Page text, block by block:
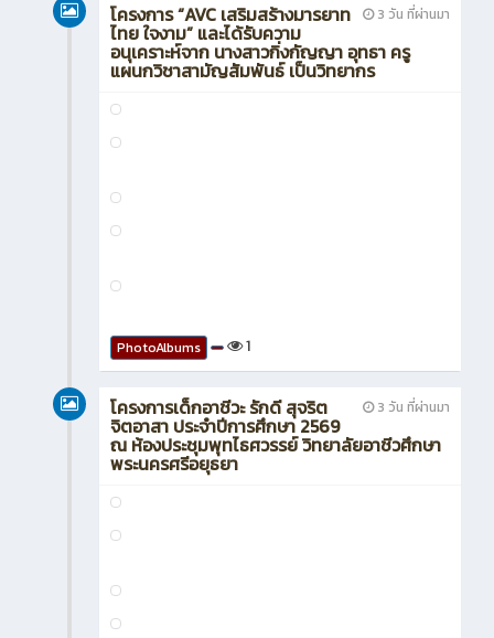
3 วัน ที่ผ่านมา
โครงการ “AVC เสริมสร้างมารยาท
ไทย ใจงาม” และได้รับความ
อนุเคราะห์จาก นางสาวกิ่งกัญญา อุทธา ครู
แผนกวิชาสามัญสัมพันธ์ เป็นวิทยากร
PhotoAlbums 1
3 วัน ที่ผ่านมา
โครงการเด็กอาชีวะ รักดี สุจริต
จิตอาสา ประจำปีการศึกษา 2569
ณ ห้องประชุมพุทไธศวรรย์ วิทยาลัยอาชีวศึกษา
พระนครศรีอยุธยา